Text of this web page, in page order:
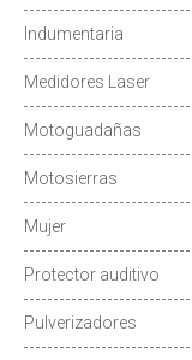
Indumentaria
Medidores Laser
Motoguadañas
Motosierras
Mujer
Protector auditivo
Pulverizadores